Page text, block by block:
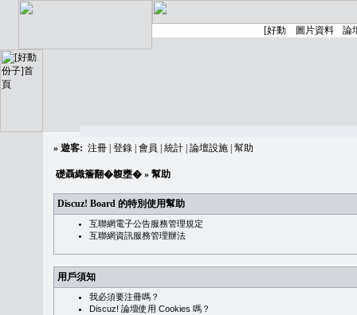
» 遊客: 注冊 登錄 會員 統計 論壇設施 幫助
礎聶織簷翻�䪖壅� » 幫助
Discuz! Board 的特別使用幫助
互聯網電子公告服務管理規定
互聯網資訊服務管理辦法
用戶須知
我必須要注冊嗎？
Discuz! 論壇使用 Cookies 嗎？